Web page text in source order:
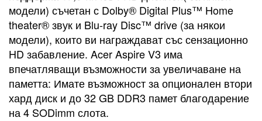
модели) съчетан с Dolby® Digital Plus™ Home
theater® звук и Blu-ray Disc™ drive (за някои
модели), които ви награждават със сензационно
HD забавление. Acer Aspire V3 има
впечатляващи възможности за увеличаване на
паметта: Имате възможност за опционален втори
хард диск и до 32 GB DDR3 памет благодарение
на 4 SODimm слота.